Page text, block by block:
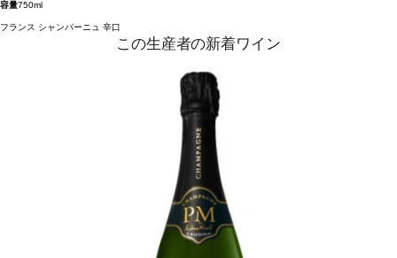
容量750ml
フランス シャンパーニュ 辛口
この生産者の新着ワイン